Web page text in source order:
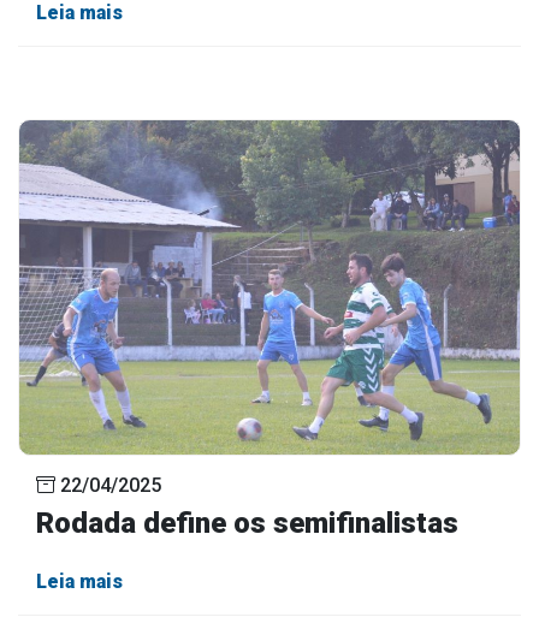
Leia mais
22/04/2025
Rodada define os semifinalistas
Leia mais